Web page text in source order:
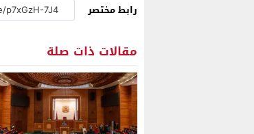
رابط مختصر
مقالات ذات صلة